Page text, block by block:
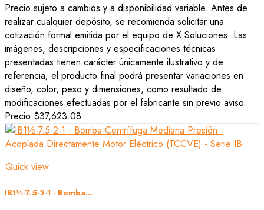
Precio sujeto a cambios y a disponibilidad variable. Antes de
realizar cualquier depósito, se recomienda solicitar una
cotización formal emitida por el equipo de X Soluciones. Las
imágenes, descripciones y especificaciones técnicas
presentadas tienen carácter únicamente ilustrativo y de
referencia; el producto final podrá presentar variaciones en
diseño, color, peso y dimensiones, como resultado de
modificaciones efectuadas por el fabricante sin previo aviso.
Precio $37,623.08
Quick view
IB1½-7.5-2-1 - Bomba...